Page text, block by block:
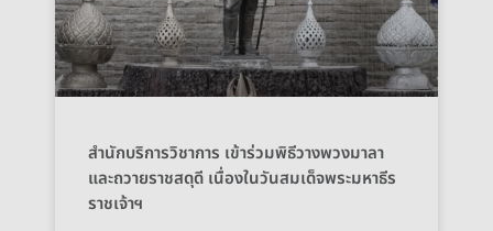
สำนักบริการวิชาการ เข้าร่วมพิธีวางพวงมาลา
และถวายราชสดุดี เนื่องในวันสมเด็จพระมหาธีร
ราชเจ้าฯ